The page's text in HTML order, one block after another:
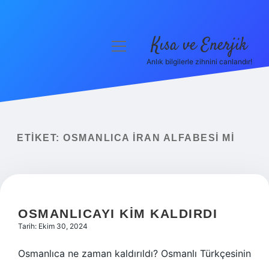
Yasal Uyarı
menüyü
Kısa ve Enerjik
Anlık bilgilerle zihnini canlandır!
ETIKET: OSMANLICA İRAN ALFABESI MI
OSMANLICAYI KIM KALDIRDI
Tarih: Ekim 30, 2024
Osmanlıca ne zaman kaldırıldı? Osmanlı Türkçesinin